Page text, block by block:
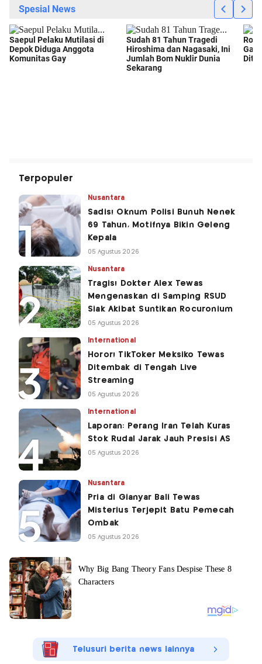
Terpopuler
Nusantara
Sadis! Oknum Polisi Bunuh Nenek
69 Tahun, Motifnya Bikin Geleng
Kepala
05 Agustus 2026
Nusantara
Tragis! Dokter Alex Tewas
Mengenaskan di Samping RSUD
Siak Akibat Suntikan Rocuronium
05 Agustus 2026
International
Horor! TikToker Meksiko Tewas
Ditembak di Tengah Live
Streaming
05 Agustus 2026
International
Laporan: Perang Iran Telah Kuras
Stok Rudal Jarak Jauh Presisi AS
05 Agustus 2026
Nusantara
Pria di Gianyar Bali Tewas
Misterius Terjepit Batu Pemecah
Ombak
05 Agustus 2026
Telusuri berita news lainnya